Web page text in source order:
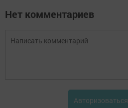
Нет комментариев
Авторизоваться